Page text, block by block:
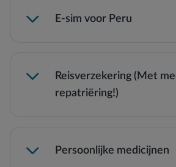
E-sim voor Peru
Kijk hier voor je e-sim
Reisverzekering (Met
repatriëring!)
Persoonlijke medicijnen